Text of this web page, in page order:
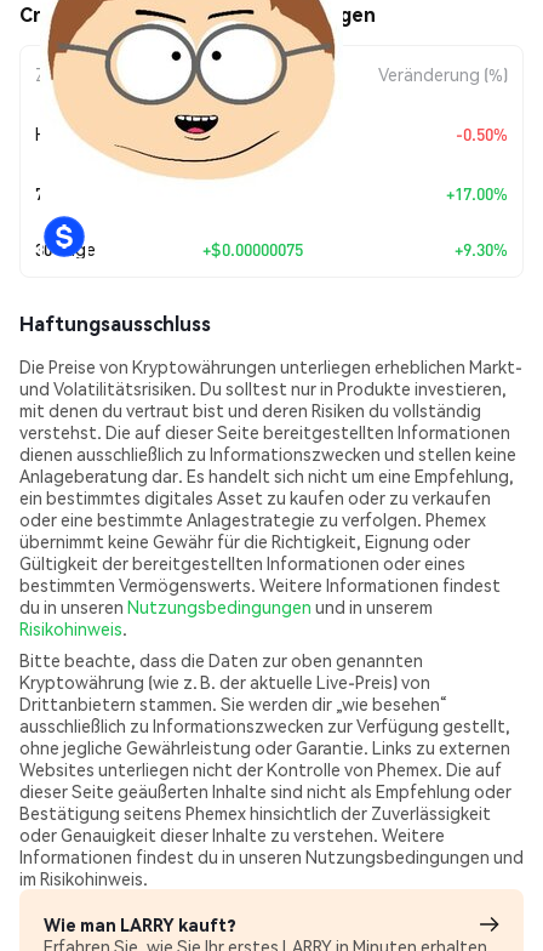
Crypto Bro (LARRY) Kursbewegungen
Zeitraum Betragsänderung Veränderung (%)
Heute +$0.0 4437 -0.50%
7 Tage +17.00%
30 Tage +$0.00000075 +9.30%
Haftungsausschluss
Die Preise von Kryptowährungen unterliegen erheblichen Markt-
und Volatilitätsrisiken. Du solltest nur in Produkte investieren,
mit denen du vertraut bist und deren Risiken du vollständig
verstehst. Die auf dieser Seite bereitgestellten Informationen
dienen ausschließlich zu Informationszwecken und stellen keine
Anlageberatung dar. Es handelt sich nicht um eine Empfehlung,
ein bestimmtes digitales Asset zu kaufen oder zu verkaufen
oder eine bestimmte Anlagestrategie zu verfolgen. Phemex
übernimmt keine Gewähr für die Richtigkeit, Eignung oder
Gültigkeit der bereitgestellten Informationen oder eines
bestimmten Vermögenswerts. Weitere Informationen findest
du in unseren Nutzungsbedingungen und in unserem
Risikohinweis.
Bitte beachte, dass die Daten zur oben genannten
Kryptowährung (wie z. B. der aktuelle Live-Preis) von
Drittanbietern stammen. Sie werden dir „wie besehen“
ausschließlich zu Informationszwecken zur Verfügung gestellt,
ohne jegliche Gewährleistung oder Garantie. Links zu externen
Websites unterliegen nicht der Kontrolle von Phemex. Die auf
dieser Seite geäußerten Inhalte sind nicht als Empfehlung oder
Bestätigung seitens Phemex hinsichtlich der Zuverlässigkeit
oder Genauigkeit dieser Inhalte zu verstehen. Weitere
Informationen findest du in unseren Nutzungsbedingungen und
im Risikohinweis.
Wie man LARRY kauft?
Erfahren Sie, wie Sie Ihr erstes LARRY in Minuten erhalten.